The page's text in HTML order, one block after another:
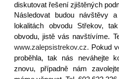
diskutovat řešení zjištěných
Následovat budou návštěvy
lokalitách obvodu Střekov,
obvodu, jistě vás navštívíme.
www.zalepsistrekov.cz. Pokud
proběhla, tak nás neváhejte
znovu, případně nám